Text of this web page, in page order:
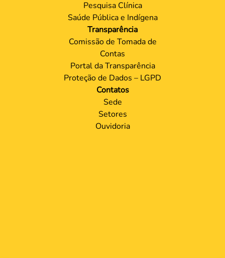
Pesquisa Clínica
Saúde Pública e Indígena
Transparência
Comissão de Tomada de
Contas
Portal da Transparência
Proteção de Dados – LGPD
Contatos
Sede
Setores
Ouvidoria